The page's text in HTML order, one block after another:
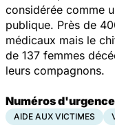
considérée comme
publique. Près de
médicaux mais le
de 137 femmes
leurs compagnons.
Numéros
AIDE AUX VICTIMES